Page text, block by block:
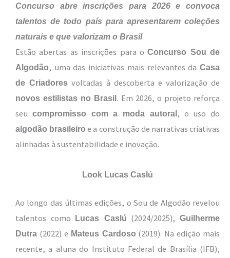
Concurso abre inscrições para 2026 e convoca
talentos de todo país para apresentarem coleções
naturais e que valorizam o Brasil
Estão abertas as inscrições para oConcurso Sou de
Algodão, uma das iniciativas mais relevantes da Casa
de Criadores voltadas à descoberta e valorização de
novos estilistas no Brasil. Em 2026, o projeto reforça
seu compromisso com a moda autoral, o uso do
algodão brasileiro e a construção de narrativas criativas
alinhadas à sustentabilidade e inovação.
Look Lucas Caslú
Ao longo das últimas edições, o Sou de Algodão revelou
talentos como Lucas Caslú (2024/2025),Guilherme
Dutra (2022) e Mateus Cardoso (2019). Na edição mais
recente, a aluna do Instituto Federal de Brasília (IFB),